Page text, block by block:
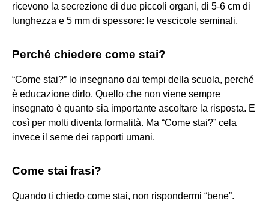
ricevono la secrezione di due piccoli organi, di 5-6 cm di
lunghezza e 5 mm di spessore: le vescicole seminali.
Perché chiedere come stai?
“Come stai?” lo insegnano dai tempi della scuola, perché
è educazione dirlo. Quello che non viene sempre
insegnato è quanto sia importante ascoltare la risposta. E
così per molti diventa formalità. Ma “Come stai?” cela
invece il seme dei rapporti umani.
Come stai frasi?
Quando ti chiedo come stai, non rispondermi “bene”.